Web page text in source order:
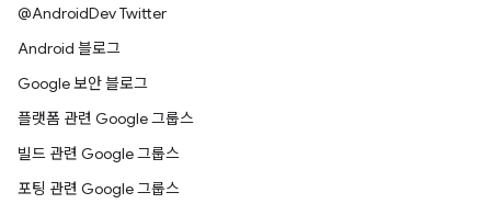
@AndroidDev Twitter
Android 블로그
Google 보안 블로그
플랫폼 관련 Google 그룹스
빌드 관련 Google 그룹스
포팅 관련 Google 그룹스